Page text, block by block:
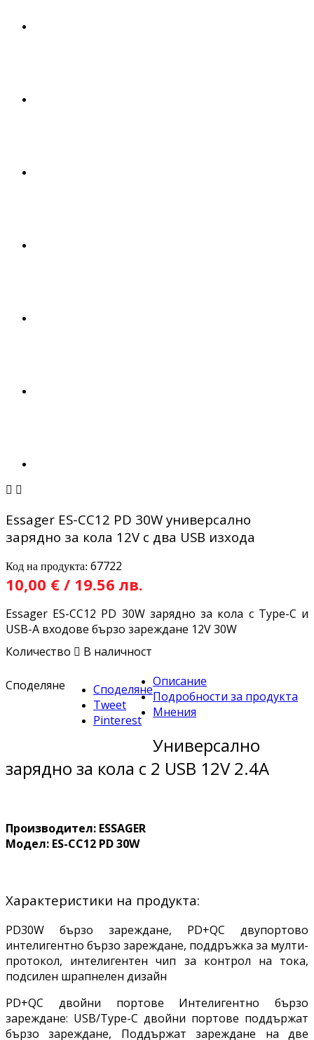
 
Essager ES-CC12 PD 30W универсално
зарядно за кола 12V с два USB изхода
Код на продукта: 67722
10,00 € / 19.56 лв.
Essager ES-CC12 PD 30W зарядно за кола с Type-C и
USB-A входове бързо зареждане 12V 30W
Количество  В наличност
Споделяне
Споделяне
Tweet
Pinterest
Описание
Подробности за продукта
Мнения
Универсално
зарядно за кола с 2 USB 12V 2.4А
Производител: ESSAGER
Модел: ES-CC12 PD 30W
Характеристики на продукта:
PD30W бързо зареждане, PD+QC двупортово
интелигентно бързо зареждане, поддръжка за мулти-
протокол, интелигентен чип за контрол на тока,
подсилен шрапнелен дизайн
PD+QC двойни портове Интелигентно бързо
зареждане: USB/Type-C двойни портове поддържат
бързо зареждане, Поддържат зареждане на две